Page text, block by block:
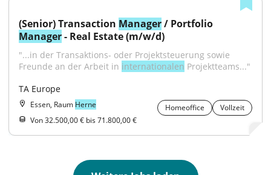
(Senior) Transaction Manager
Manager - Real Estate (m/w/d)
"...in der Transaktions- oder Projektsteuerung sowie
Freunde an der Arbeit in internationalen Projektteams..."
TA Europe
Essen, Raum Herne Homeoffice
Vollzeit
Von 32.500,00 € bis 71.800,00 €